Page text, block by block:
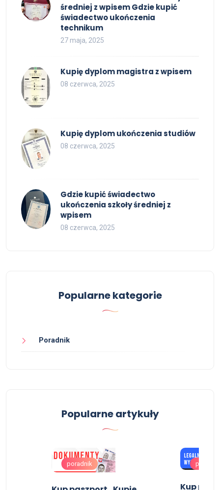
średniej z wpisem Gdzie kupić
świadectwo ukończenia
technikum
27 maja, 2025
Kupię dyplom magistra z wpisem
08 czerwca, 2025
Kupię dyplom ukończenia studiów
08 czerwca, 2025
Gdzie kupić świadectwo
ukończenia szkoły średniej z
wpisem
08 czerwca, 2025
Popularne kategorie
Poradnik
Popularne artykuły
poradnik
Kup